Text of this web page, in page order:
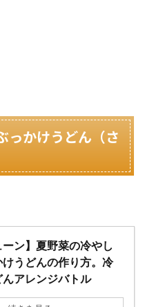
っかけうどん（さ
ーン】夏野菜の冷やし
うどんの作り方。冷
アレンジバトル